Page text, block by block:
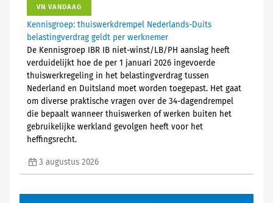
VN VANDAAG
Kennisgroep: thuiswerkdrempel Nederlands-Duits
belastingverdrag geldt per werknemer
De Kennisgroep IBR IB niet-winst/LB/PH aanslag heeft
verduidelijkt hoe de per 1 januari 2026 ingevoerde
thuiswerkregeling in het belastingverdrag tussen
Nederland en Duitsland moet worden toegepast. Het gaat
om diverse praktische vragen over de 34-dagendrempel
die bepaalt wanneer thuiswerken of werken buiten het
gebruikelijke werkland gevolgen heeft voor het
heffingsrecht.
3 augustus 2026